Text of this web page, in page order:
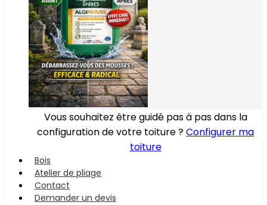
Vous souhaitez être guidé pas à pas dans la
configuration de votre toiture ?Configurer ma
toiture
Bois
Atelier de pliage
Contact
Demander un devis